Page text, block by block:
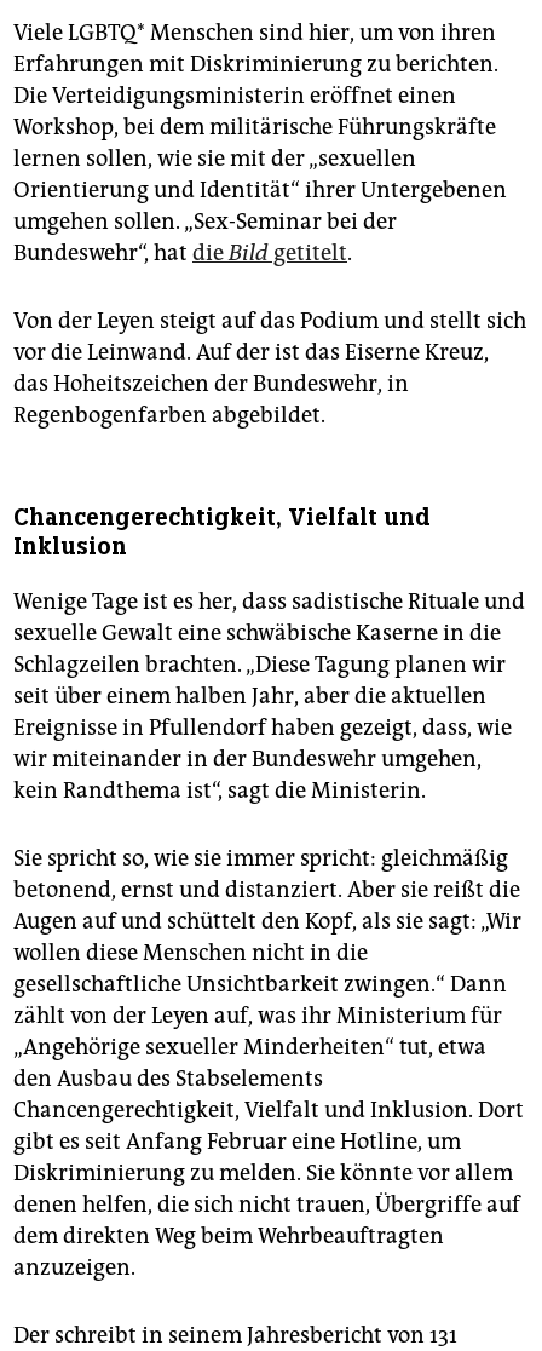
Viele LGBTQ* Menschen sind hier, um von ihren
Erfahrungen mit Diskriminierung zu berichten.
Die Verteidigungsministerin eröffnet einen
Workshop, bei dem militärische Führungskräfte
lernen sollen, wie sie mit der „sexuellen
Orientierung und Identität“ ihrer Untergebenen
umgehen sollen. „Sex-Seminar bei der
Bundeswehr“, hat dieBild getitelt.
Von der Leyen steigt auf das Podium und stellt sich
vor die Leinwand. Auf der ist das Eiserne Kreuz,
das Hoheitszeichen der Bundeswehr, in
Regenbogenfarben abgebildet.
Chancengerechtigkeit, Vielfalt und
Inklusion
Wenige Tage ist es her, dass sadistische Rituale und
sexuelle Gewalt eine schwäbische Kaserne in die
Schlagzeilen brachten. „Diese Tagung planen wir
seit über einem halben Jahr, aber die aktuellen
Ereignisse in Pfullendorf haben gezeigt, dass, wie
wir miteinander in der Bundeswehr umgehen,
kein Randthema ist“, sagt die Ministerin.
Sie spricht so, wie sie immer spricht: gleichmäßig
betonend, ernst und distanziert. Aber sie reißt die
Augen auf und schüttelt den Kopf, als sie sagt: „Wir
wollen diese Menschen nicht in die
gesellschaftliche Unsichtbarkeit zwingen.“ Dann
zählt von der Leyen auf, was ihr Ministerium für
„Angehörige sexueller Minderheiten“ tut, etwa
den Ausbau des Stabselements
Chancengerechtigkeit, Vielfalt und Inklusion. Dort
gibt es seit Anfang Februar eine Hotline, um
Diskriminierung zu melden. Sie könnte vor allem
denen helfen, die sich nicht trauen, Übergriffe auf
dem direkten Weg beim Wehrbeauftragten
anzuzeigen.
Der schreibt in seinem Jahresbericht von 131